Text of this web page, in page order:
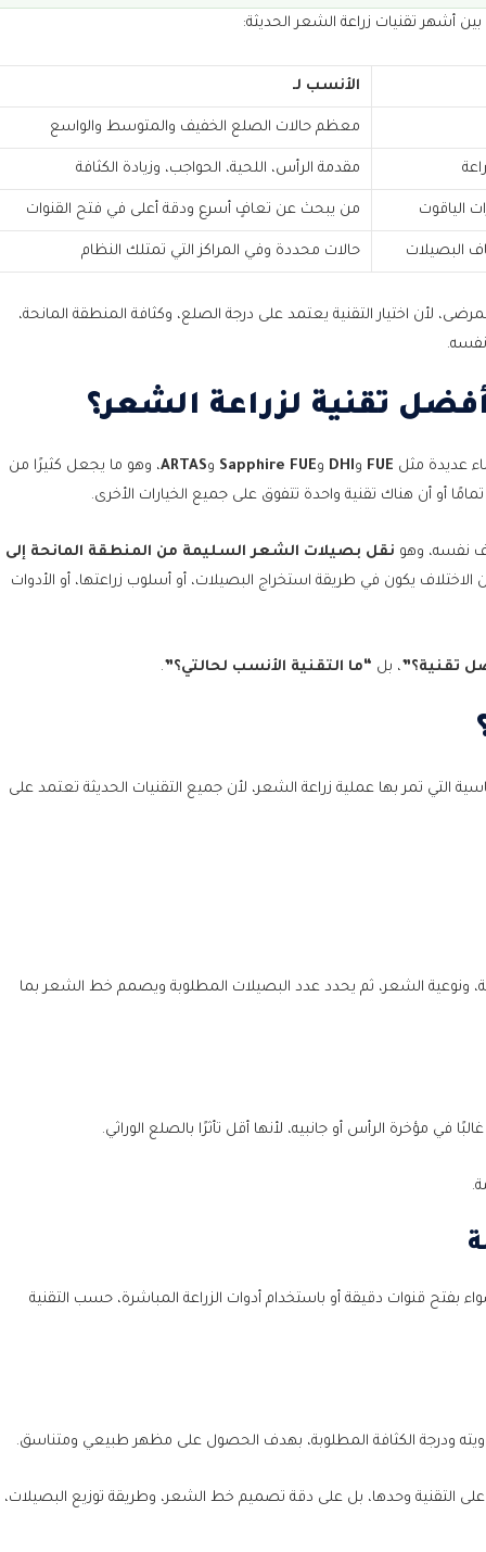
أشهر تقنيات زراعة الشعر الحديثة:
الأنسب لـ
معظم حالات الصلع الخفيف والمتوسط والواسع
مقدمة الرأس، اللحية، الحواجب، وزيادة الكثافة
الياقوت من يبحث عن تعافٍ أسرع ودقة أعلى في فتح القنوات
البصيلات حالات محددة وفي المراكز التي تمتلك النظام
لأن اختيار التقنية يعتمد على درجة الصلع، وكثافة المنطقة المانحة،
نفسه.
تقنية لزراعة الشعر؟
عديدة مثل FUE وDHI وSapphire FUE وARTAS، وهو ما يجعل كثيرًا من
أو أن هناك تقنية واحدة تتفوق على جميع الخيارات الأخرى.
نفسه، وهو نقل بصيلات الشعر السليمة من المنطقة المانحة إلى
الاختلاف يكون في طريقة استخراج البصيلات، أو أسلوب زراعتها، أو الأدوات
تقنية؟”، بل “ما التقنية الأنسب لحالتي؟”.
التي تمر بها عملية زراعة الشعر، لأن جميع التقنيات الحديثة تعتمد على
ونوعية الشعر، ثم يحدد عدد البصيلات المطلوبة ويصمم خط الشعر بما
في مؤخرة الرأس أو جانبيه، لأنها أقل تأثرًا بالصلع الوراثي.
قنوات دقيقة أو باستخدام أدوات الزراعة المباشرة، حسب التقنية
ودرجة الكثافة المطلوبة، بهدف الحصول على مظهر طبيعي ومتناسق.
التقنية وحدها، بل على دقة تصميم خط الشعر، وطريقة توزيع البصيلات،